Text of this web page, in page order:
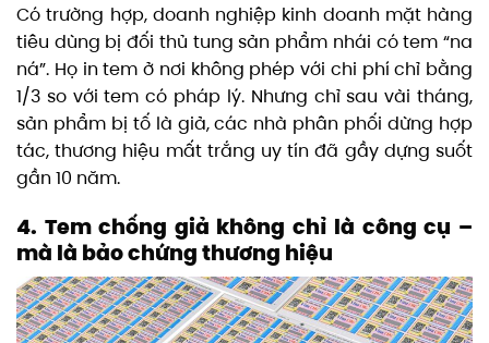
Có trường hợp, doanh nghiệp kinh doanh mặt hàng
tiêu dùng bị đối thủ tung sản phẩm nhái có tem “na
ná”. Họ in tem ở nơi không phép với chi phí chỉ bằng
1/3 so với tem có pháp lý. Nhưng chỉ sau vài tháng,
sản phẩm bị tố là giả, các nhà phân phối dừng hợp
tác, thương hiệu mất trắng uy tín đã gầy dựng suốt
gần 10 năm.
4. Tem chống giả không chỉ là công cụ –
mà là bảo chứng thương hiệu